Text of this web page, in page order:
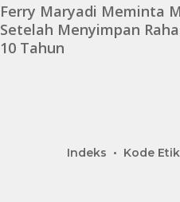
Ferry Maryadi Meminta
Setelah Menyimpan
10 Tahun
Indeks Kode Etik